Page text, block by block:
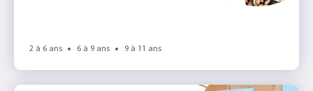
2 à 6 ans 6 à 9 ans 9 à 11 ans